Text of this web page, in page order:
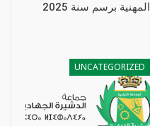
المهنية برسم سنة 2025
UNCATEGORIZED